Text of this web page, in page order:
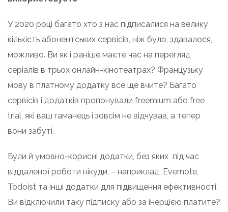
У 2020 році багато хто з нас підписалися на велику
кількість абонентських сервісів, ніж було, здавалося,
можливо. Ви як і раніше маєте час на перегляд
серіалів в трьох онлайн-кінотеатрах? Французьку
мову в платному додатку все ще вчите? Багато
сервісів і додатків пропонували freemium або free
trial, які ваш гаманець і зовсім не відчував, а тепер
вони забуті.
Були й умовно-корисні додатки, без яких під час
віддаленої роботи нікуди, – наприклад, Evernote,
Todoist та інші додатки для підвищення ефективності.
Ви відключили таку підписку або за інерцією платите?